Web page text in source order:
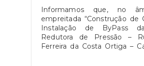
Informamos que, no
empreitada “Construção de
Instalação de ByPass
Redutora de Pressão –
Ferreira da Costa Ortiga –
será necessário